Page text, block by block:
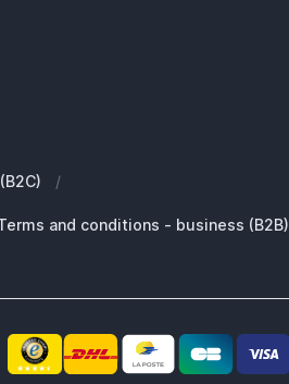
/
and conditions - business (B2B)